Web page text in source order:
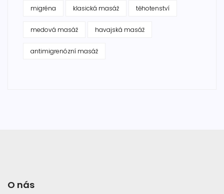
migréna klasická masáž těhotenství
medová masáž havajská masáž
antimigrenózní masáž
O nás